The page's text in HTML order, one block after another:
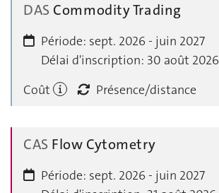
DAS Commodity Trading
Période: sept. 2026 - juin 2027
Délai d'inscription: 30 août 2026
Coût
Présence/distance
CAS Flow Cytometry
Période: sept. 2026 - juin 2027